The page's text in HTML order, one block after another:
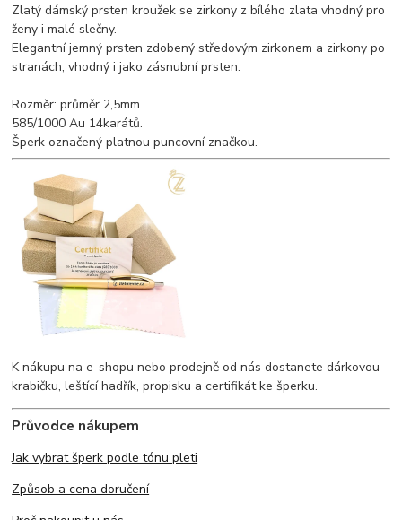
Zlatý dámský prsten kroužek se zirkony z bílého zlata vhodný pro
ženy i malé slečny.
Elegantní jemný prsten zdobený středovým zirkonem a zirkony po
stranách, vhodný i jako zásnubní prsten.
Rozměr: průměr 2,5mm.
585/1000 Au 14karátů.
Šperk označený platnou puncovní značkou.
K nákupu na e-shopu nebo prodejně od nás dostanete dárkovou
krabičku, leštící hadřík, propisku a certifikát ke šperku.
Průvodce nákupem
Jak vybrat šperk podle tónu pleti
Způsob a cena doručení